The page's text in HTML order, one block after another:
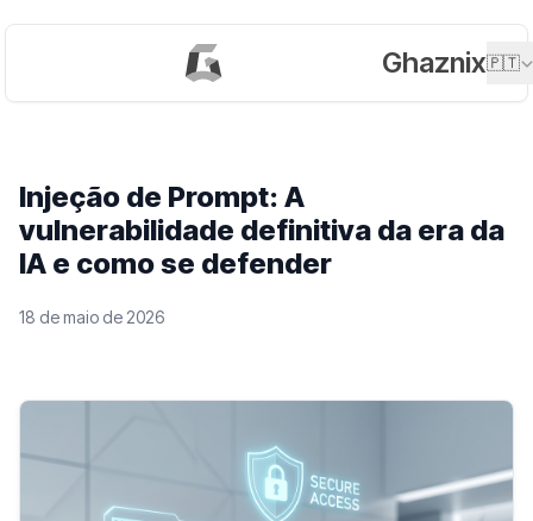
Ghaznix🇵🇹
Injeção de Prompt: A
vulnerabilidade definitiva da era da
IA e como se defender
18 de maio de 2026